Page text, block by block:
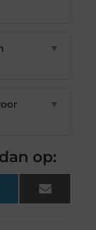
▼
▼
op:
Email